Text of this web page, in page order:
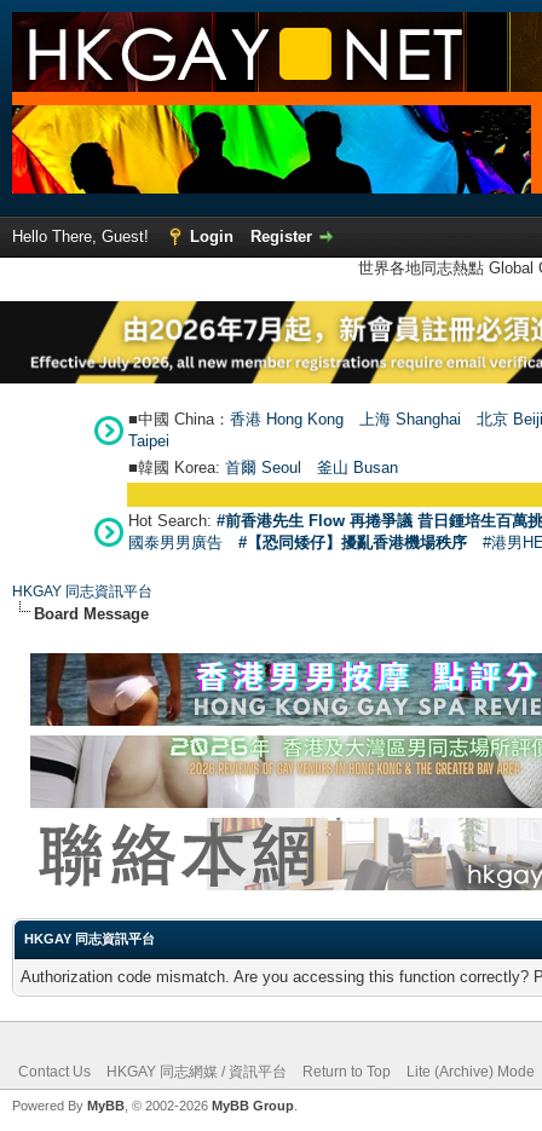
Hello There, Guest! Login
Register
世界各地同志熱點
■中國 China： 香港 Hong Kong 上海 Shanghai
北京
Taipei
■韓國 Korea: 首爾 Seoul 釜山 Busan
Hot Search: #前香港先生 Flow 再捲爭議 昔日鍾培生百萬
國泰男男廣告
#【恐同矮仔】擾亂香港機場秩序 #港男
HKGAY 同志資訊平台
Board Message
HKGAY 同志資訊平台
Authorization code mismatch. Are you accessing this function correctly?
Contact Us HKGAY 同志網媒 / 資訊平台 Return to Top Lite (Archive) Mode
Powered By MyBB , © 2002-2026 MyBB Group